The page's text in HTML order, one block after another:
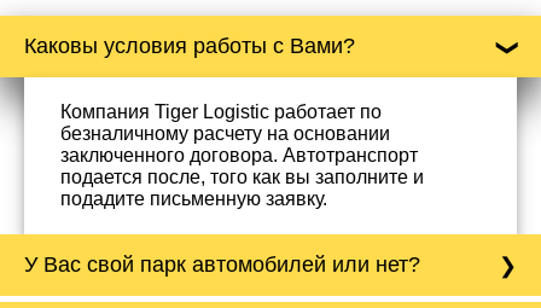
Каковы условия работы с Вами?
Компания Tiger Logistic работает по
безналичному расчету на основании
заключенного договора. Автотранспорт
подается после, того как вы заполните и
подадите письменную заявку.
У Вас свой парк автомобилей или нет?